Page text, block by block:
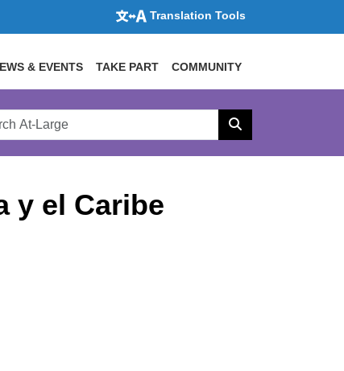
Translation Tools
& EVENTS TAKE PART COMMUNITY
Search
y el Caribe